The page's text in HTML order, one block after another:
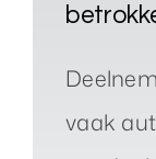
vaak